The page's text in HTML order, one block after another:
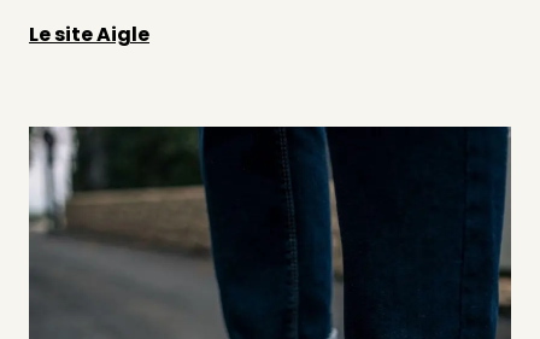
Le site Aigle